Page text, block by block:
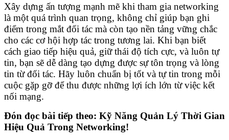
Xây dựng ấn tượng mạnh mẽ khi tham gia networking
là một quá trình quan trọng, không chỉ giúp bạn ghi
điểm trong mắt đối tác mà còn tạo nền tảng vững chắc
cho các cơ hội hợp tác trong tương lai. Khi bạn biết
cách giao tiếp hiệu quả, giữ thái độ tích cực, và luôn tự
tin, bạn sẽ dễ dàng tạo dựng được sự tôn trọng và lòng
tin từ đối tác. Hãy luôn chuẩn bị tốt và tự tin trong mỗi
cuộc gặp gỡ để thu được những lợi ích lớn từ việc kết
nối mạng.
Đón đọc bài tiếp theo: Kỹ Năng Quản Lý Thời Gian
Hiệu Quả Trong Networking!